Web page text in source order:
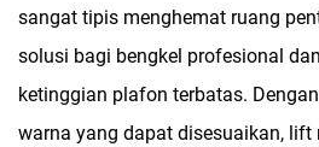
sangat tipis menghemat ruang
solusi bagi bengkel profesional
ketinggian plafon terbatas.
warna yang dapat disesuaikan,